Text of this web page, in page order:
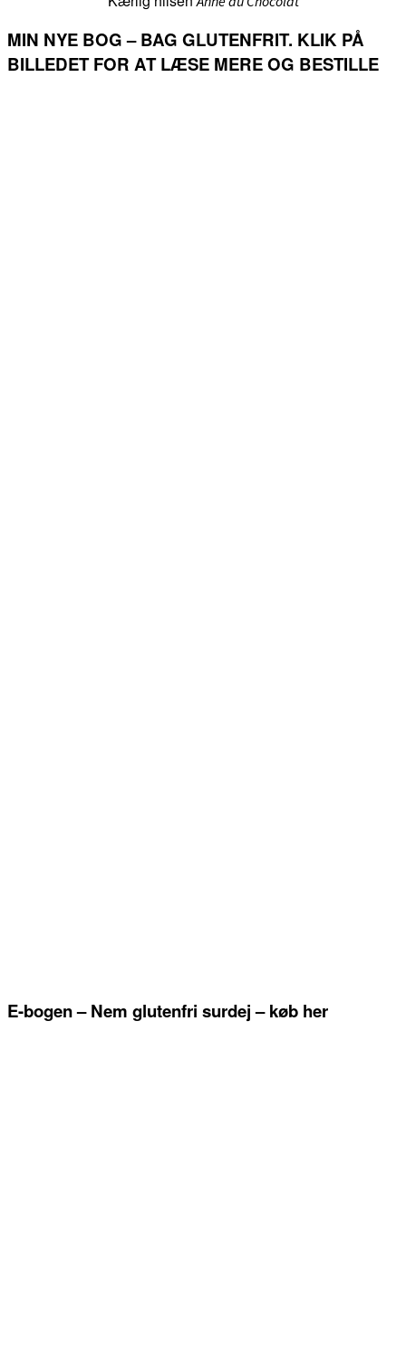
MIN NYE BOG – BAG GLUTENFRIT. KLIK PÅ
BILLEDET FOR AT LÆSE MERE OG BESTILLE
E-bogen – Nem glutenfri surdej – køb her